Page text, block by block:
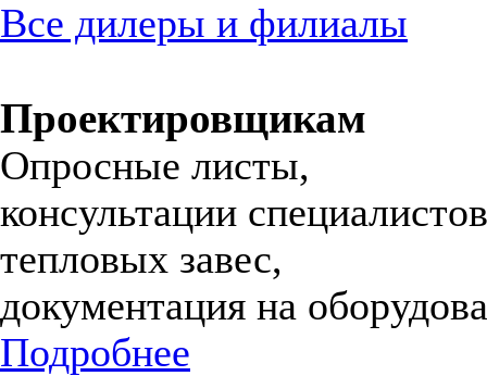
Все дилеры и филиалы
Проектировщикам
Опросные листы,
консультации
тепловых завес,
документация на
Подробнее